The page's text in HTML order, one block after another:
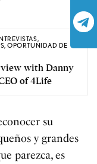
,
,OPORTUNIDAD DE
with Danny
of 4Life
su
y grandes
parezca, es